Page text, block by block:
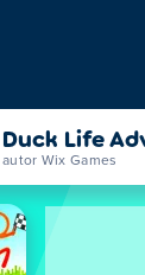
Duck Life
autor Wix Games